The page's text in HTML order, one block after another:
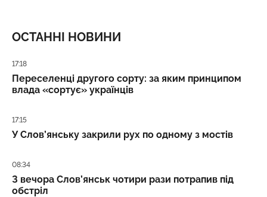
ОСТАННІ НОВИНИ
Дата публікації
17:18
Переселенці другого сорту: за яким принципом
влада «сортує» українців
Дата публікації
17:15
У Слов’янську закрили рух по одному з мостів
Дата публікації
08:34
З вечора Слов’янськ чотири рази потрапив під
обстріл